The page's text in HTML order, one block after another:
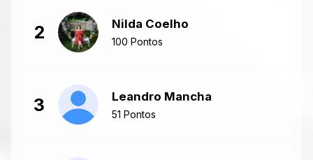
2 Nilda Coelho
100 Pontos
3 Leandro Mancha
51 Pontos